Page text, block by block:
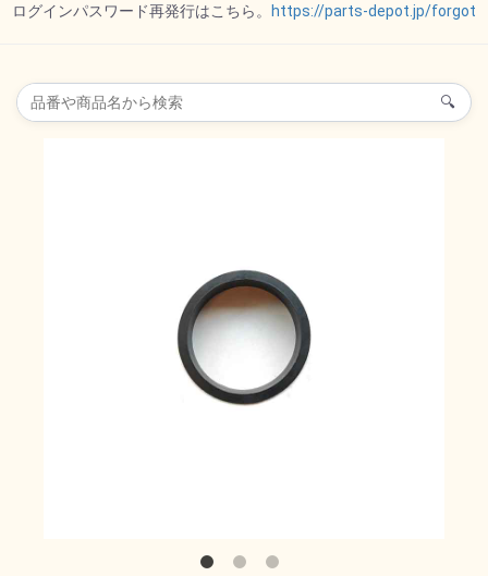
ログインパスワード再発行はこちら。 https://parts-depot.jp/forgot
🔍